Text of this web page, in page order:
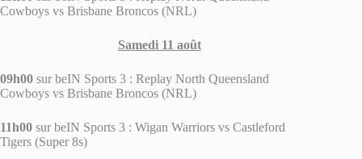
Cowboys vs Brisbane Broncos (NRL)
Samedi 11 août
09h00 sur beIN Sports 3 : Replay North Queensland
Cowboys vs Brisbane Broncos (NRL)
11h00 sur beIN Sports 3 : Wigan Warriors vs Castleford
Tigers (Super 8s)